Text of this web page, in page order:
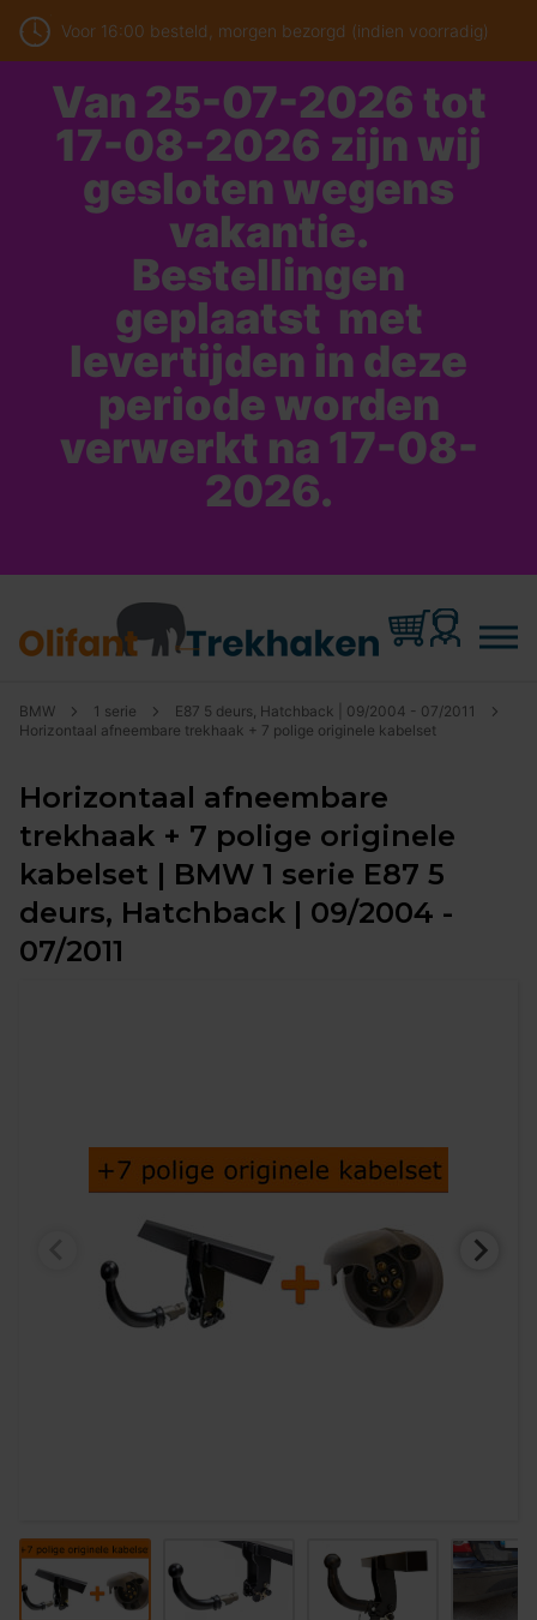
Voor 16:00 besteld, morgen bezorgd (indien voorradig)
Van 25-07-2026 tot
17-08-2026 zijn wij
gesloten wegens
vakantie.
Bestellingen
geplaatst met
levertijden in deze
periode worden
verwerkt na 17-08-
2026.
BMW 1 serie
E87 5 deurs, Hatchback | 09/2004 - 07/2011
Horizontaal afneembare trekhaak + 7 polige originele kabelset
Horizontaal afneembare
trekhaak + 7 polige originele
kabelset | BMW 1 serie E87 5
deurs, Hatchback | 09/2004 -
07/2011